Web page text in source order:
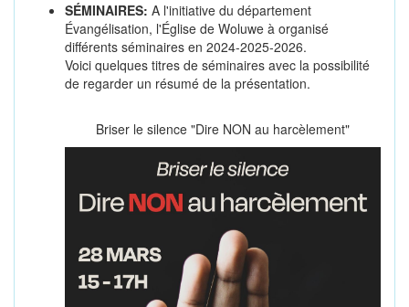
SÉMINAIRES: A l'initiative du département
Évangélisation, l'Église de Woluwe à organisé
différents séminaires en 2024-2025-2026.
Voici quelques titres de séminaires avec la possibilité
de regarder un résumé de la présentation.
Briser le silence "Dire NON au harcèlement"